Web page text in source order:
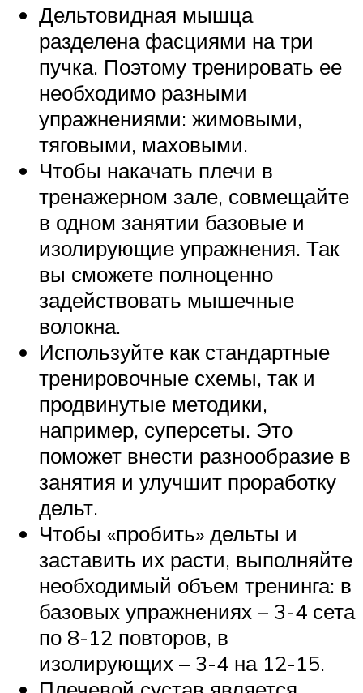
Дельтовидная мышца
разделена фасциями на три
пучка. Поэтому тренировать ее
необходимо разными
упражнениями: жимовыми,
тяговыми, маховыми.
Чтобы накачать плечи в
тренажерном зале, совмещайте
в одном занятии базовые и
изолирующие упражнения. Так
вы сможете полноценно
задействовать мышечные
волокна.
Используйте как стандартные
тренировочные схемы, так и
продвинутые методики,
например, суперсеты. Это
поможет внести разнообразие в
занятия и улучшит проработку
дельт.
Чтобы «пробить» дельты и
заставить их расти, выполняйте
необходимый объем тренинга: в
базовых упражнениях – 3-4 сета
по 8-12 повторов, в
изолирующих – 3-4 на 12-15.